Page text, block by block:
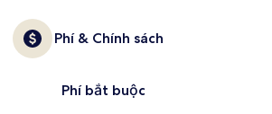
Phí & Chính sách
Phí bắt buộc